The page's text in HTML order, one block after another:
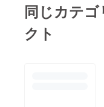
いです！集
を考
同じカテ
クト